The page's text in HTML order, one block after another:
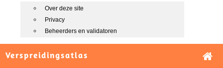
Over deze site
Privacy
Beheerders en validatoren
Verspreidingsatlas